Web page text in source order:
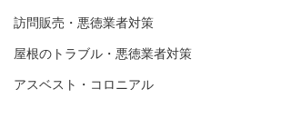
訪問販売・悪徳業者対策
屋根のトラブル・悪徳業者対策
アスベスト・コロニアル